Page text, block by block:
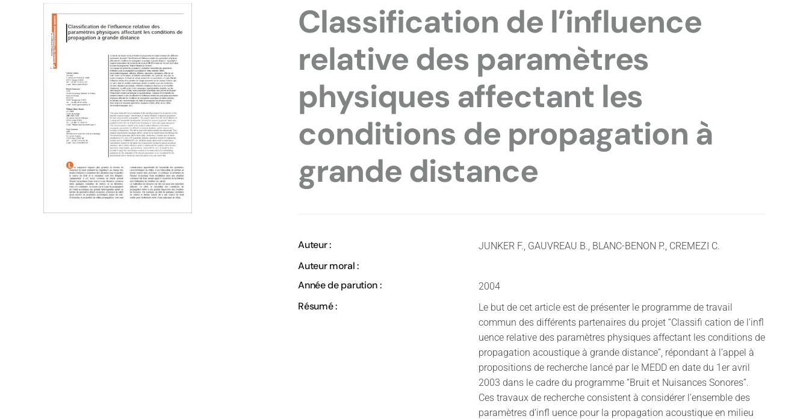
Classification de l’influence
relative des paramètres
physiques affectant les
conditions de propagation à
grande distance
Auteur : JUNKER F., GAUVREAU B., BLANC-BENON P., CREMEZI C.
Auteur moral :
Année de parution :
2004
Résumé :
Le but de cet article est de présenter le programme de travail
commun des différents partenaires du projet “Classifi cation de l’infl
uence relative des paramètres physiques affectant les conditions de
propagation acoustique à grande distance”, répondant à l’appel à
propositions de recherche lancé par le MEDD en date du 1er avril
2003 dans le cadre du programme “Bruit et Nuisances Sonores”.
Ces travaux de recherche consistent à considérer l’ensemble des
paramètres d’infl uence pour la propagation acoustique en milieu